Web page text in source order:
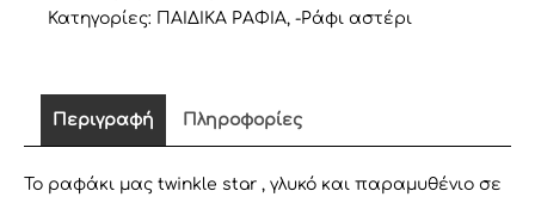
ΣΕ
ΧΡΩΜΑ
ποσότητα
Κατηγορίες: ΠΑΙΔΙΚΑ ΡΑΦΙΑ, -Ράφι αστέρι
Περιγραφή Πληροφορίες
Το ραφάκι μας twinkle star , γλυκό και παραμυθένιο σε